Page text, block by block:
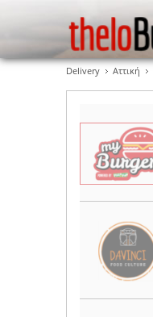
Delivery Αττική